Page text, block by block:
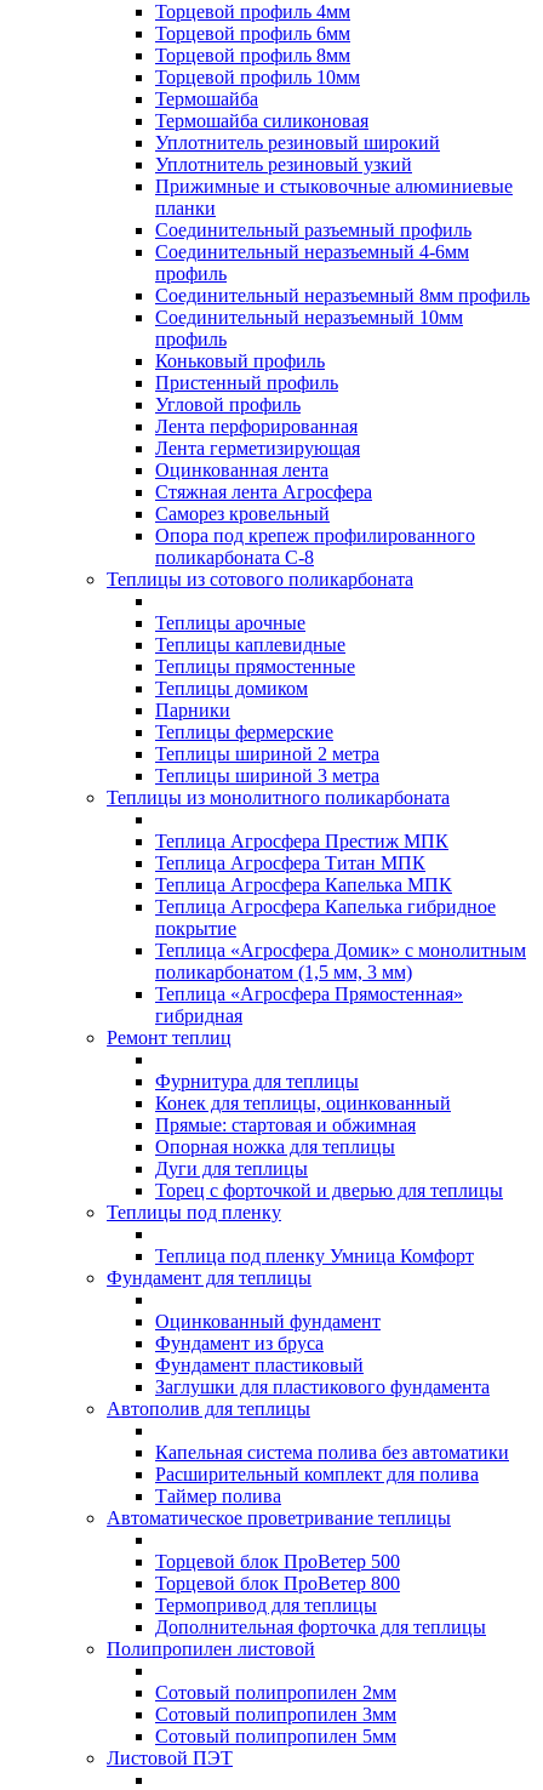
Торцевой профиль 4мм
Торцевой профиль 6мм
Торцевой профиль 8мм
Торцевой профиль 10мм
Термошайба
Термошайба силиконовая
Уплотнитель резиновый широкий
Уплотнитель резиновый узкий
Прижимные и стыковочные алюминиевые
планки
Соединительный разъемный профиль
Соединительный неразъемный 4-6мм
профиль
Соединительный неразъемный 8мм профиль
Соединительный неразъемный 10мм
профиль
Коньковый профиль
Пристенный профиль
Угловой профиль
Лента перфорированная
Лента герметизирующая
Оцинкованная лента
Стяжная лента Агросфера
Саморез кровельный
Опора под крепеж профилированного
поликарбоната С-8
Теплицы из сотового поликарбоната
Теплицы арочные
Теплицы каплевидные
Теплицы прямостенные
Теплицы домиком
Парники
Теплицы фермерские
Теплицы шириной 2 метра
Теплицы шириной 3 метра
Теплицы из монолитного поликарбоната
Теплица Агросфера Престиж МПК
Теплица Агросфера Титан МПК
Теплица Агросфера Капелька МПК
Теплица Агросфера Капелька гибридное
покрытие
Теплица «Агросфера Домик» с монолитным
поликарбонатом (1,5 мм, 3 мм)
Теплица «Агросфера Прямостенная»
гибридная
Ремонт теплиц
Фурнитура для теплицы
Конек для теплицы, оцинкованный
Прямые: стартовая и обжимная
Опорная ножка для теплицы
Дуги для теплицы
Торец с форточкой и дверью для теплицы
Теплицы под пленку
Теплица под пленку Умница Комфорт
Фундамент для теплицы
Оцинкованный фундамент
Фундамент из бруса
Фундамент пластиковый
Заглушки для пластикового фундамента
Автополив для теплицы
Капельная система полива без автоматики
Расширительный комплект для полива
Таймер полива
Автоматическое проветривание теплицы
Торцевой блок ПроВетер 500
Торцевой блок ПроВетер 800
Термопривод для теплицы
Дополнительная форточка для теплицы
Полипропилен листовой
Сотовый полипропилен 2мм
Сотовый полипропилен 3мм
Сотовый полипропилен 5мм
Листовой ПЭТ